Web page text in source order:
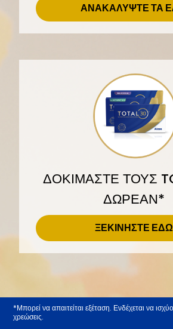
ΑΝΑΚΑΛΥΨΤΕ ΤΑ
ΔΟΚΙΜΑΣΤΕ ΤΟΥΣ
ΔΩΡΕΑΝ*
ΞΕΚΙΝΗΣΤΕ ΕΔΩ
*Μπορεί να απαιτείται εξέταση. Ενδέχεται να
χρεώσεις.